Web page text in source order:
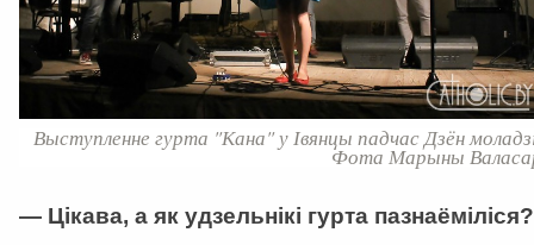
Выступленне гурта "Кана" у Івянцы падчас Дзён
Фота Марыны
— Цікава, а як удзельнікі гурта пазнаёміліся?